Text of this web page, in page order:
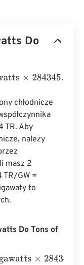
Do
chłodnicze
TR. Aby
należy
masz 2
GW =
to
Do Tons of
×284345.136094